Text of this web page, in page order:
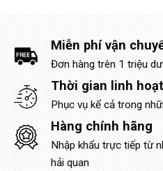
Miễn phí vận
Đơn hàng trên 1 triệu
Thời gian linh hoạt
Phục vụ kể cả trong
Hàng chính hãng
Nhập khẩu trực tiếp từ
hải quan